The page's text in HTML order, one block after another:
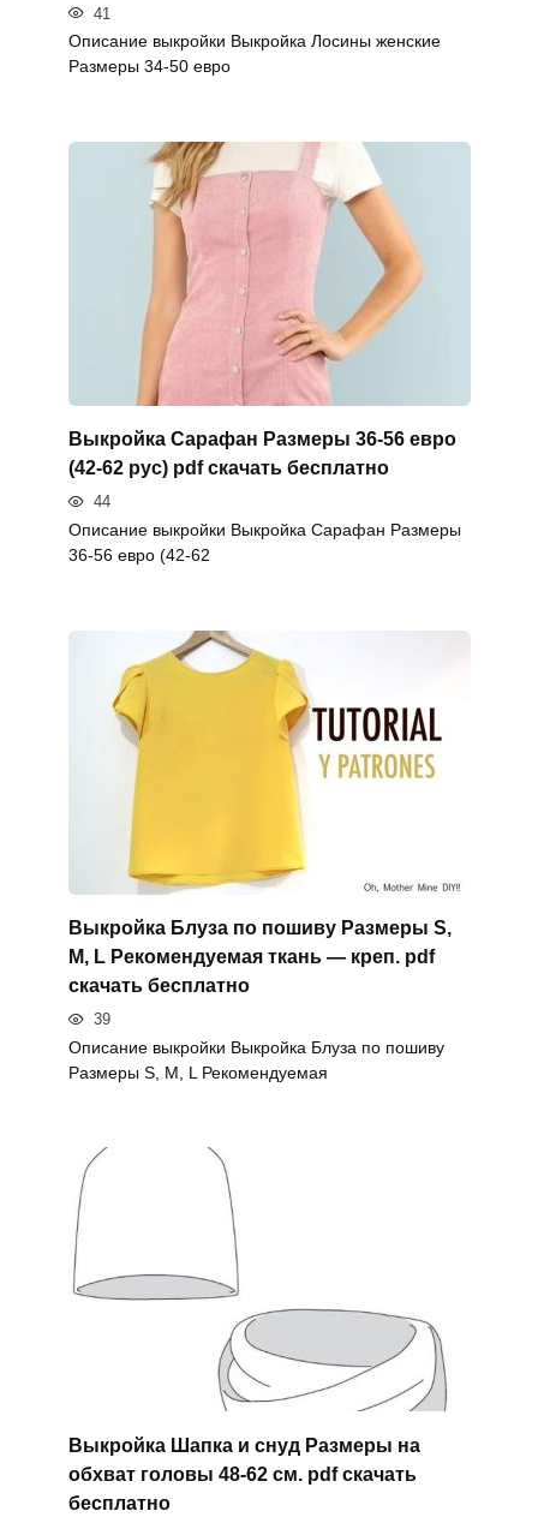
41
Описание выкройки Выкройка Лосины женские
Размеры 34-50 евро
Выкройка Сарафан Размеры 36-56 евро
(42-62 рус) pdf скачать бесплатно
44
Описание выкройки Выкройка Сарафан Размеры
36-56 евро (42-62
Выкройка Блуза по пошиву Размеры S,
M, L Рекомендуемая ткань — креп. pdf
скачать бесплатно
39
Описание выкройки Выкройка Блуза по пошиву
Размеры S, M, L Рекомендуемая
Выкройка Шапка и снуд Размеры на
обхват головы 48-62 см. pdf скачать
бесплатно